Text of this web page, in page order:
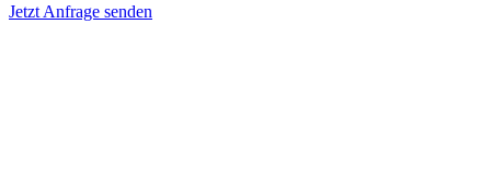
Jetzt Anfrage senden